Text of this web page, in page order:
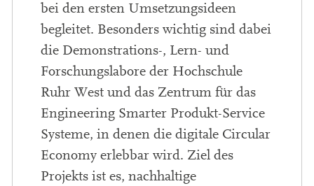
bei den ersten Umsetzungsideen
begleitet. Besonders wichtig sind dabei
die Demonstrations-, Lern- und
Forschungslabore der Hochschule
Ruhr West und das Zentrum für das
Engineering Smarter Produkt-Service
Systeme, in denen die digitale Circular
Economy erlebbar wird. Ziel des
Projekts ist es, nachhaltige